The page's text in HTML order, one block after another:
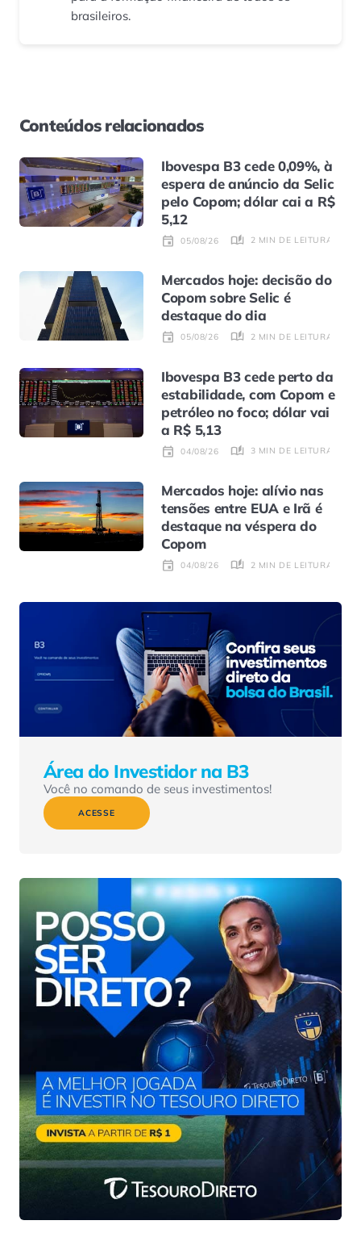
brasileiros.
Conteúdos relacionados
Ibovespa B3 cede 0,09%, à
espera de anúncio da Selic
pelo Copom; dólar cai a R$
5,12
05/08/26 2 MIN DE LEITURA
Mercados hoje: decisão do
Copom sobre Selic é
destaque do dia
05/08/26 2 MIN DE LEITURA
Ibovespa B3 cede perto da
estabilidade, com Copom e
petróleo no foco; dólar vai
a R$ 5,13
04/08/26 3 MIN DE LEITURA
Mercados hoje: alívio nas
tensões entre EUA e Irã é
destaque na véspera do
Copom
04/08/26 2 MIN DE LEITURA
Área do Investidor na B3
Você no comando de seus investimentos!
ACESSE